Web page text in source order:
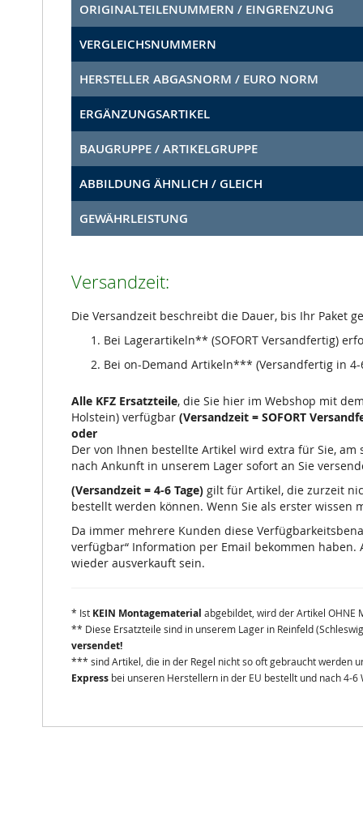
ORIGINALTEILENUMMERN / EINGRENZUNG
VERGLEICHSNUMMERN
HERSTELLER ABGASNORM / EURO NORM
ERGÄNZUNGSARTIKEL
BAUGRUPPE / ARTIKELGRUPPE
ABBILDUNG ÄHNLICH / GLEICH
GEWÄHRLEISTUNG
Versandzeit:
Die Versandzeit beschreibt die Dauer, bis Ihr Paket
Bei Lagerartikeln** (SOFORT Versandfertig)
Bei on-Demand Artikeln*** (Versandfertig in
Alle KFZ Ersatzteile, die Sie hier im Webshop mit
Holstein) verfügbar (Versandzeit = SOFORT
oder
Der von Ihnen bestellte Artikel wird extra für Sie,
nach Ankunft in unserem Lager sofort an Sie
(Versandzeit = 4-6 Tage) gilt für Artikel, die zurzeit
bestellt werden können. Wenn Sie als erster
Da immer mehrere Kunden diese
verfügbar“ Information per Email bekommen
wieder ausverkauft sein.
* Ist KEIN Montagematerial abgebildet, wird der Artikel OHNE
** Diese Ersatzteile sind in unserem Lager in Reinfeld
versendet!
*** sind Artikel, die in der Regel nicht so oft gebraucht werden
Express bei unseren Herstellern in der EU bestellt und nach 4-6